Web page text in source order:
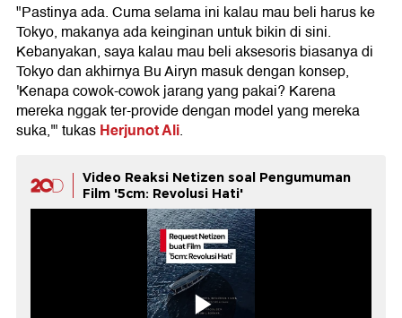
"Pastinya ada. Cuma selama ini kalau mau beli harus ke
Tokyo, makanya ada keinginan untuk bikin di sini.
Kebanyakan, saya kalau mau beli aksesoris biasanya di
Tokyo dan akhirnya Bu Airyn masuk dengan konsep,
'Kenapa cowok-cowok jarang yang pakai? Karena
mereka nggak ter-provide dengan model yang mereka
suka,'" tukasHerjunot Ali.
Video Reaksi Netizen soal Pengumuman
Film '5cm: Revolusi Hati'